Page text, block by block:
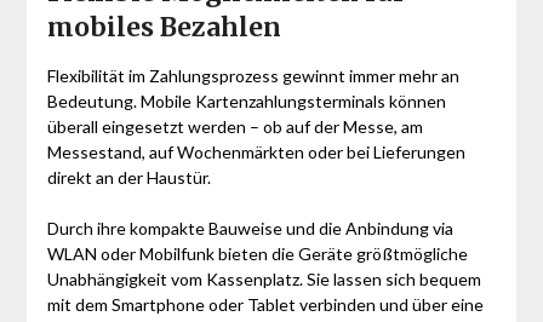
mobiles Bezahlen
Flexibilität im Zahlungsprozess gewinnt immer mehr an
Bedeutung. Mobile Kartenzahlungsterminals können
überall eingesetzt werden – ob auf der Messe, am
Messestand, auf Wochenmärkten oder bei Lieferungen
direkt an der Haustür.
Durch ihre kompakte Bauweise und die Anbindung via
WLAN oder Mobilfunk bieten die Geräte größtmögliche
Unabhängigkeit vom Kassenplatz. Sie lassen sich bequem
mit dem Smartphone oder Tablet verbinden und über eine